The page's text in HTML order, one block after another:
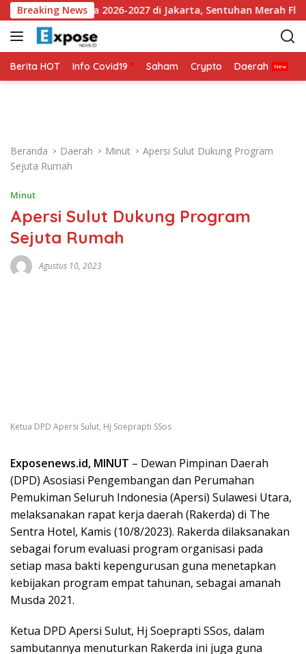
a
g
u
Breaking News
Jersey Ketiga 2026-2027 di Jakarta, Sentuhan Merah
Berita HOT Info Covid19 Saham Crypto Daerah
Beranda Daerah Minut
Apersi Sulut Dukung Program
Sejuta Rumah
Minut
Apersi Sulut Dukung Program
Sejuta Rumah
Agustus 10, 2023
Ketua DPD Apersi Sulut, Hj Soeprapti SSos
Exposenews.id, MINUT – Dewan Pimpinan Daerah
(DPD) Asosiasi Pengembangan dan Perumahan
Pemukiman Seluruh Indonesia (Apersi) Sulawesi Utara,
melaksanakan rapat kerja daerah (Rakerda) di The
Sentra Hotel, Kamis (10/8/2023). Rakerda dilaksanakan
sebagai forum evaluasi program organisasi pada
setiap masa bakti kepengurusan guna menetapkan
kebijakan program empat tahunan, sebagai amanah
Musda 2021.
Ketua DPD Apersi Sulut, Hj Soeprapti SSos, dalam
sambutannya menuturkan Rakerda ini juga guna